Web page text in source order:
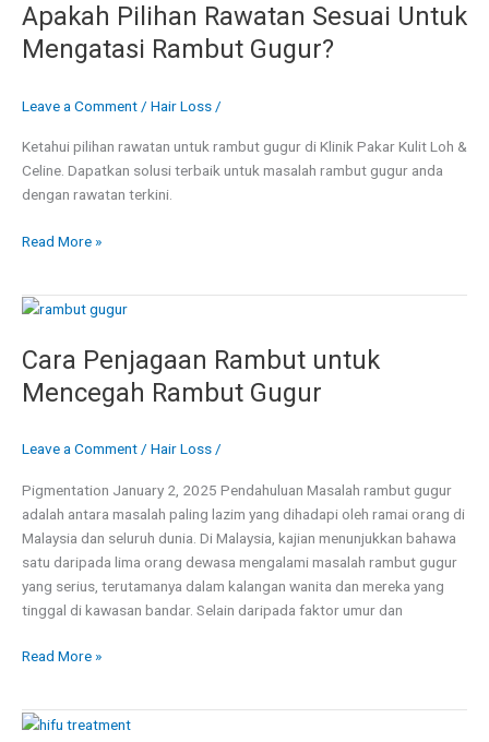
Apakah Pilihan Rawatan Sesuai Untuk
Mengatasi Rambut Gugur?
Leave a Comment / Hair Loss /
Ketahui pilihan rawatan untuk rambut gugur di Klinik Pakar Kulit Loh &
Celine. Dapatkan solusi terbaik untuk masalah rambut gugur anda
dengan rawatan terkini.
Rawatan
Sesuai
Untuk
Rambut
Read More »
Cara Penjagaan Rambut untuk
Mencegah Rambut Gugur
Leave a Comment / Hair Loss /
Pigmentation January 2, 2025 Pendahuluan Masalah rambut gugur
adalah antara masalah paling lazim yang dihadapi oleh ramai orang di
Malaysia dan seluruh dunia. Di Malaysia, kajian menunjukkan bahawa
satu daripada lima orang dewasa mengalami masalah rambut gugur
yang serius, terutamanya dalam kalangan wanita dan mereka yang
tinggal di kawasan bandar. Selain daripada faktor umur dan
Cara
Rambut
Mencegah
Gugur
Read More »
Bolehkah